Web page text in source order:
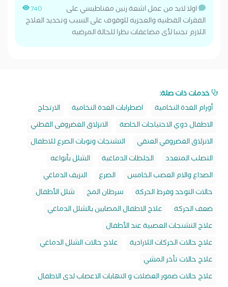
740
اولا لابد من عمل اشعة رنين مغناطيسي على
الفقرات القطنيه والعجزيه للوقوف على السبب وتحديد العلاج
اللازم تجنبا لأى مضاعفات نظرا للحالة المرضيه
خدمات ذات صلة:
أورام الغدة النخامية
اضطرابات الغدة النخامية
الارتجاج
الاطفال ذوي الاحتياجات الخاصة
الانزلاق الغضروفى القطني
الانزلاق الغضروفي العنقي
التشنجات ونوبات الصرع للاطفال
التصلب المتعدد
الجلطات الدماغية
الشلل بأنواعه
الصداع والام العصب الخامس
الصرع
النزيف الدماغي
حالات التوحد وفرط الحركة
سرطان المخ
شلل الأطفال
ضعف الحركة
علاج الاطفال المصابين بالشلل الدماغي
علاج التشنجات العصبية عند الأطفال
علاج حالات الحركات اللارادية
علاج حالات الشلل الدماغي
علاج حالات تأخر المشي
علاج حالات ضمور العضلات و التهابات الاعصاب لدى الاطفال